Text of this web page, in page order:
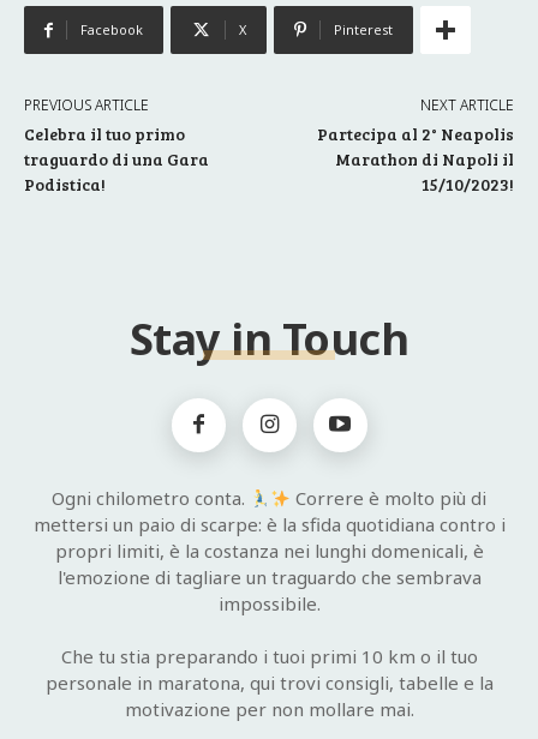
Facebook X Pinterest
PREVIOUS ARTICLE
Celebra il tuo primo
traguardo di una Gara
Podistica!
NEXT ARTICLE
Partecipa al 2° Neapolis
Marathon di Napoli il
15/10/2023!
Stay in Touch
Ogni chilometro conta.
Correre è molto più di
mettersi un paio di scarpe: è la sfida quotidiana contro i
propri limiti, è la costanza nei lunghi domenicali, è
l'emozione di tagliare un traguardo che sembrava
impossibile.
Che tu stia preparando i tuoi primi 10 km o il tuo
personale in maratona, qui trovi consigli, tabelle e la
motivazione per non mollare mai.